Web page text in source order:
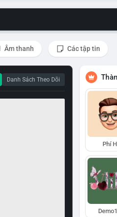
Âm thanh Các tập tin
Danh Sách Theo Dõi
Phí